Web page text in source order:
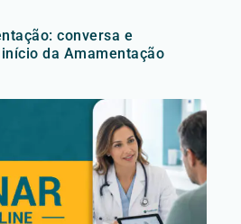
conversa e
da Amamentação